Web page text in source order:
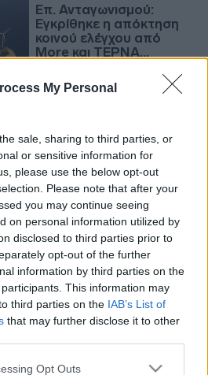
My Personal
sale, sharing to third parties, or
or sensitive information for
please use the below opt-out
Please note that after your
you may continue seeing
on personal information utilized by
disclosed to third parties prior to
opt-out of the further
information by third parties on the
participants. This information may
third parties on the IAB’s List of
that may further disclose it to other
app uses one or more Google
Opt Outs
Επ. Ανταγωνισμού:
Εγκρίθηκε η απόκτηση
κοινού ελέγχου από
Μore και ΤΕΡΝΑ
Αιολική
Ελλάδα: Επενδύσεις
άνω των 110 εκατ. το α'
εξάμηνο
20-06-2024 07:50
Motor Oil: Τα σχέδια
για την Ελλάκτωρ –
«Παράθυρο» για νέες
ΑΠΕ στο εξωτερικό
της Motor Oil το 25%